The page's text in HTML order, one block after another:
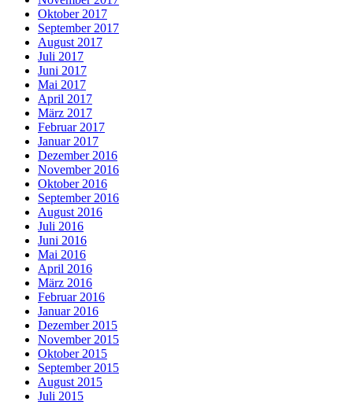
Oktober 2017
September 2017
August 2017
Juli 2017
Juni 2017
Mai 2017
April 2017
März 2017
Februar 2017
Januar 2017
Dezember 2016
November 2016
Oktober 2016
September 2016
August 2016
Juli 2016
Juni 2016
Mai 2016
April 2016
März 2016
Februar 2016
Januar 2016
Dezember 2015
November 2015
Oktober 2015
September 2015
August 2015
Juli 2015